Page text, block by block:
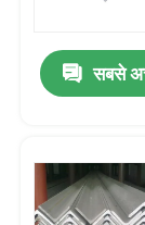
सबसे